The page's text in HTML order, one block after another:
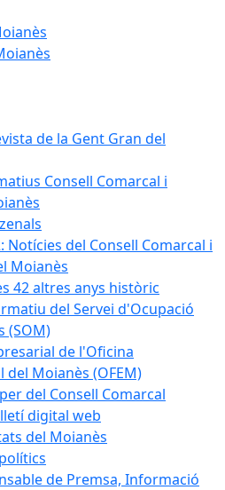
de la Gent Gran del
Consell Comarcal i
Notícies del Consell Comarcal i
Moianès
42 altres anys històric
del Servei d'Ocupació
(SOM)
de l'Oficina
del Moianès (OFEM)
del Consell Comarcal
digital web
del Moianès
de Premsa, Informació